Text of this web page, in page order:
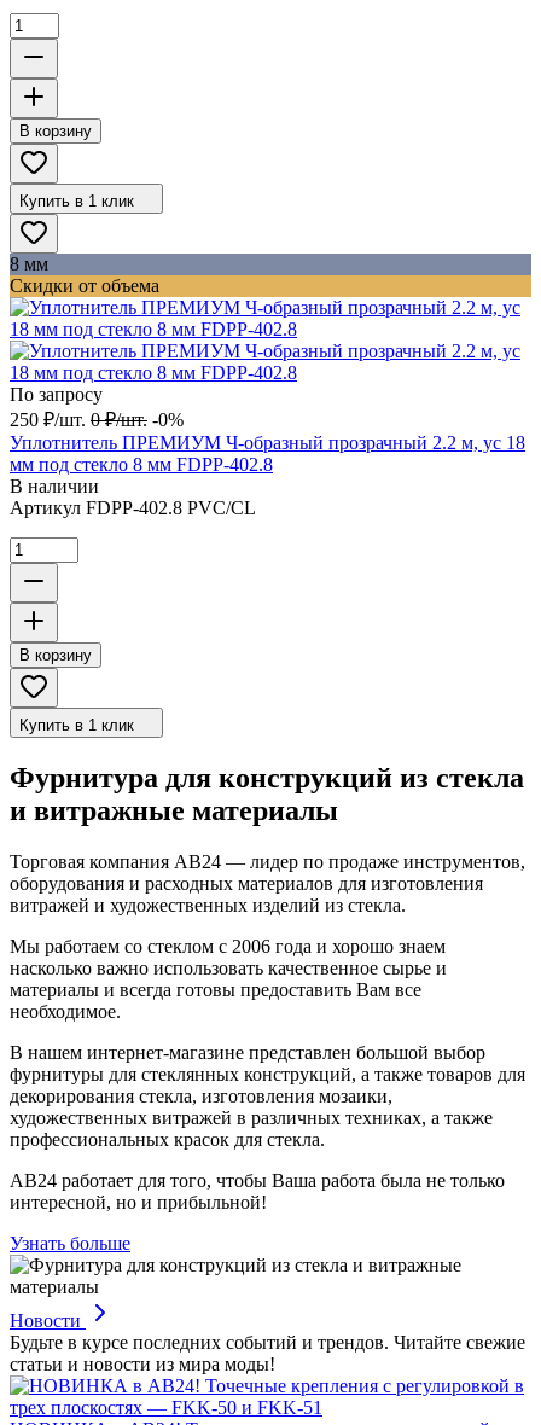
В корзину
Купить в 1 клик
8 мм
Скидки от объема
По запросу
250 ₽/шт. 0 ₽/шт. -0%
Уплотнитель ПРЕМИУМ Ч-образный прозрачный 2.2 м, ус 18
мм под стекло 8 мм FDPP-402.8
В наличии
Артикул FDPP-402.8 PVC/CL
В корзину
Купить в 1 клик
Фурнитура для конструкций из стекла
и витражные материалы
Торговая компания АВ24 — лидер по продаже инструментов,
оборудования и расходных материалов для изготовления
витражей и художественных изделий из стекла.
Мы работаем со стеклом с 2006 года и хорошо знаем
насколько важно использовать качественное сырье и
материалы и всегда готовы предоставить Вам все
необходимое.
В нашем интернет-магазине представлен большой выбор
фурнитуры для стеклянных конструкций, а также товаров для
декорирования стекла, изготовления мозаики,
художественных витражей в различных техниках, а также
профессиональных красок для стекла.
АВ24 работает для того, чтобы Ваша работа была не только
интересной, но и прибыльной!
Узнать больше
Новости
Будьте в курсе последних событий и трендов. Читайте свежие
статьи и новости из мира моды!